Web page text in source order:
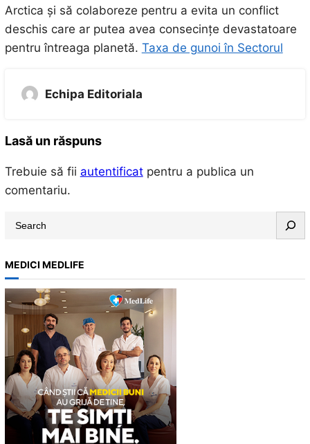
Arctica și să colaboreze pentru a evita un conflict
deschis care ar putea avea consecințe devastatoare
pentru întreaga planetă. Taxa de gunoi în Sectorul
Echipa Editoriala
Lasă un răspuns
Trebuie să fii autentificatpentru a publica un
comentariu.
a
r
c
h
MEDICI MEDLIFE